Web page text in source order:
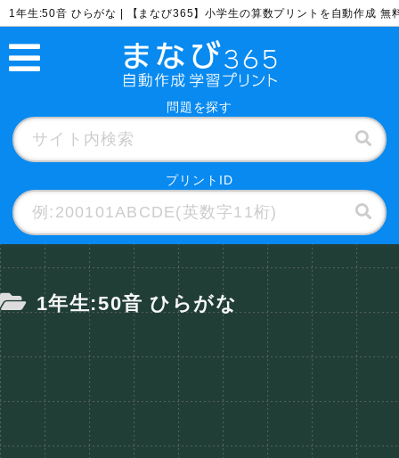
1年生:50音 ひらがな | 【まなび365】小学生の算数プリントを自動作成 無
問題を探す
プリントID
1年生:50音 ひらがな